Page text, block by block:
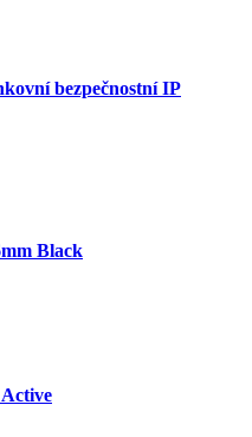
bezpečnostní IP
Black